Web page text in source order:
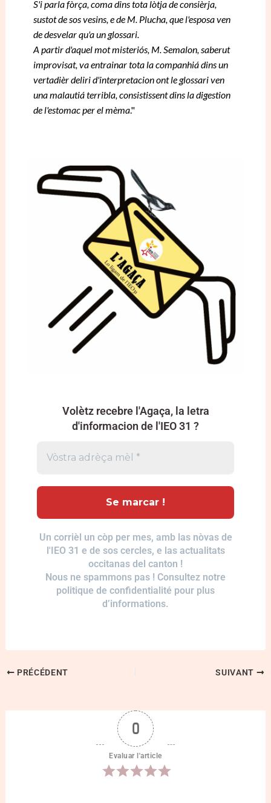
Volètz recebre l'Agaça, la letra
d'informacion de l'IEO 31 ?
Un corrièl un còp per mes, amb las nòvas de
l'IEO 31 e de sos cercles, e las actualitats
occitanas del canton !
Nous ne spammons pas ! Consultez notre
politique de confidentialité pour plus
d’informations.
PRÉCÉDENT SUIVANT
0
Evaluar l'article